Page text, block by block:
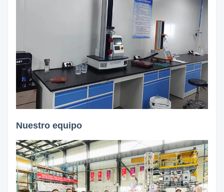
Nuestro equipo